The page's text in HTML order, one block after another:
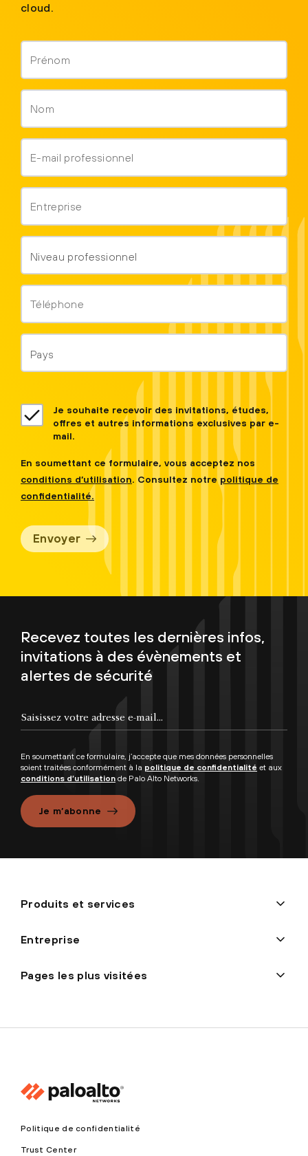
cloud.
Prénom
Nom
E-
mail
*
Entreprise
Niveau
de
responsabilité
Téléphone
Pays
Je souhaite recevoir des invitations, études,
offres et autres informations exclusives par e-
mail.
En soumettant ce formulaire, vous acceptez nos
conditions d’utilisation. Consultez notre politique de
confidentialité.
Envoyer
Recevez toutes les dernières infos,
invitations à des évènements et
alertes de sécurité
En soumettant ce formulaire, j’accepte que mes données personnelles
soient traitées conformément à la politique de confidentialité et aux
conditions d’utilisation de Palo Alto Networks.
Je m’abonne
Produits et services
Entreprise
Pages les plus visitées
Politique de confidentialité
Trust Center